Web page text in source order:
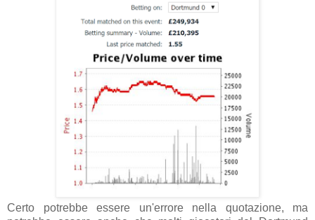
Certo potrebbe essere un'errore nella quotazione, ma